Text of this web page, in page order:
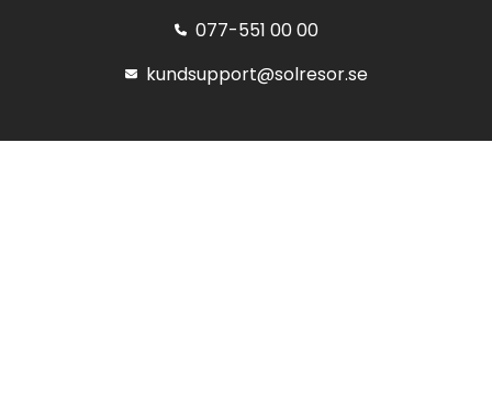
077-551 00 00
kundsupport@solresor.se